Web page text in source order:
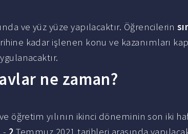
ve yüz yüze yapılacaktır. Öğrencilerin
kadar işlenen konu ve kazanımları
ne zaman?
öğretim yılının ikinci döneminin son iki